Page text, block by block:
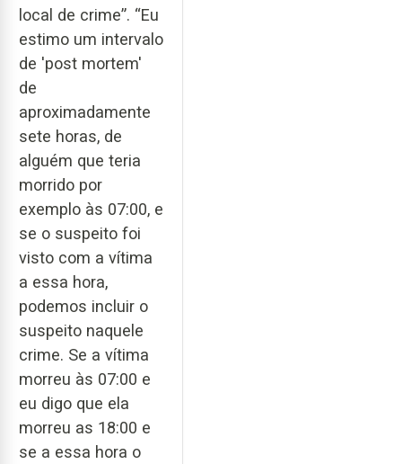
local de crime”. “Eu
estimo um intervalo
de 'post mortem'
de
aproximadamente
sete horas, de
alguém que teria
morrido por
exemplo às 07:00, e
se o suspeito foi
visto com a vítima
a essa hora,
podemos incluir o
suspeito naquele
crime. Se a vítima
morreu às 07:00 e
eu digo que ela
morreu as 18:00 e
se a essa hora o